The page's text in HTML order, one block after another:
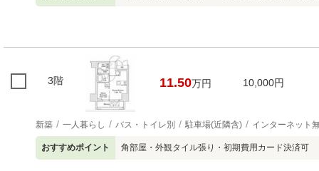
3階 11.50万円 10,000円
新築 一人暮らし バス・トイレ別 駐車場(近隣含) インターネット
おすすめポイント 角部屋・外観タイル張り・初期費用カード決済可